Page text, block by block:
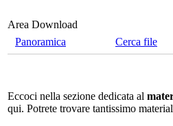
Area Download
Panoramica
Cerca file
Eccoci nella sezione dedicata al
qui. Potrete trovare tantissimo